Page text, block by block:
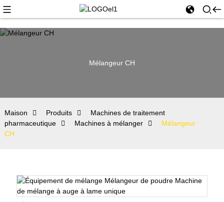
Mélangeur CH
Maison Produits
Machines de traitement
pharmaceutique
Machines à mélanger
Mélangeur
CH